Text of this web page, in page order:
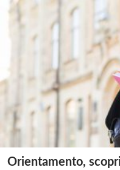
Orientamento,